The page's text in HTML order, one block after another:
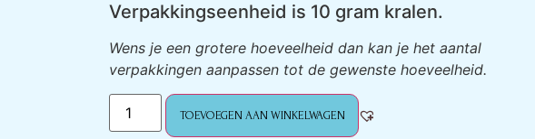
Verpakkingseenheid is 10 gram kralen.
Wens je een grotere hoeveelheid dan kan je het aantal
verpakkingen aanpassen tot de gewenste hoeveelheid.
TOEVOEGEN AAN WINKELWAGEN